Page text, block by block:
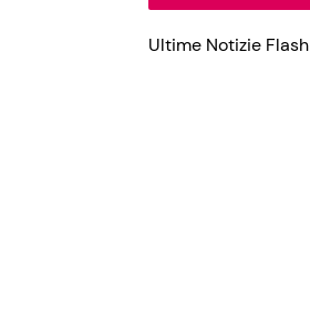
Ultime Notizie Flash